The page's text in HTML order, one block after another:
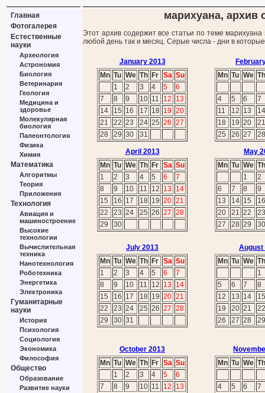
Главная
Фотогалерея
Естественные
науки
Археология
Астрономия
Биология
Ветеринария
Геология
Медицина и
здоровье
Молекулярная
биология
Палеонтология
Физика
Химия
Математика
Алгоритмы
Теория
Приложения
Технология
Авиация и
машиностроение
Высокие
технологии
Вычислительная
техника
Нанотехнология
Роботехника
Энергетика
Электроника
Гуманитарные
науки
История
Психология
Социология
Экономика
Философия
Общество
Образование
Развитие науки
марихуана, архив
Этот архив содержит все статьи по теме
любой день так и месяц. Серые числа - дни в
January 2013
Mn Tu We Th Fr Sa Su
1
2 3 4 5
6
7
8 9 10 11 12
13
14
15 16 17 18 19 20
21
22 23 24 25 26 27
28
29 30 31
Mn Tu We Th
4 5 6
7
11
12 13
14
18
19 20
21
25
26 27 28
April 2013
Mn Tu We Th Fr Sa Su
1
2 3 4 5 6
7
8
9 10 11 12 13
14
15
16 17 18 19 20 21
22
23 24 25 26 27 28
29
30
May
Mn Tu We Th
1
2
6
7 8
9
13
14 15
16
20
21 22
23
27
28 29 30
July 2013
Mn Tu We Th Fr Sa Su
1
2 3 4 5 6
7
8
9 10 11 12 13
14
15
16 17 18 19 20 21
22
23 24 25 26 27 28
29
30 31
August
Mn Tu We Th
1
5
6 7
8
12
13 14
15
19
20 21
22
26
27 28 29
October 2013
Mn Tu We Th Fr Sa Su
1
2 3 4 5
6
7
8 9 10 11 12
13
Mn Tu We Th
4 5 6
7